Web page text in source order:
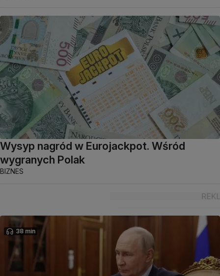
Wysyp nagród w Eurojackpot. Wśród
wygranych Polak
BIZNES
38 min